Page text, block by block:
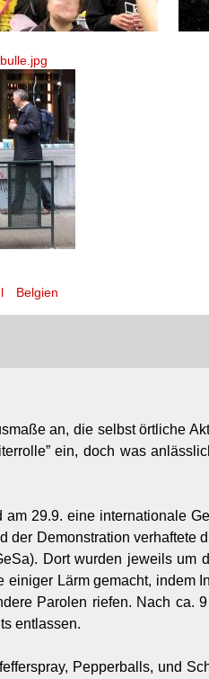
Belgien
an, die selbst örtliche
ein, doch was
29.9. eine internationale
der Demonstration
Dort wurden jeweils um
Lärm gemacht, indem
Parolen riefen. Nach ca.
entlassen.
Pepperballs, und